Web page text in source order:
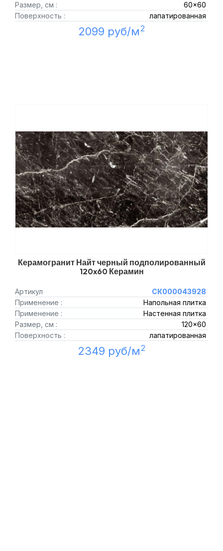
Размер, см :
60x60
Поверхность :
лапатированная
2099 руб/м2
Керамогранит Найт черный подполированный
120x60 Керамин
Артикул
СК000043928
Применение :
Напольная плитка
Применение :
Настенная плитка
Размер, см :
120x60
Поверхность :
лапатированная
2349 руб/м2